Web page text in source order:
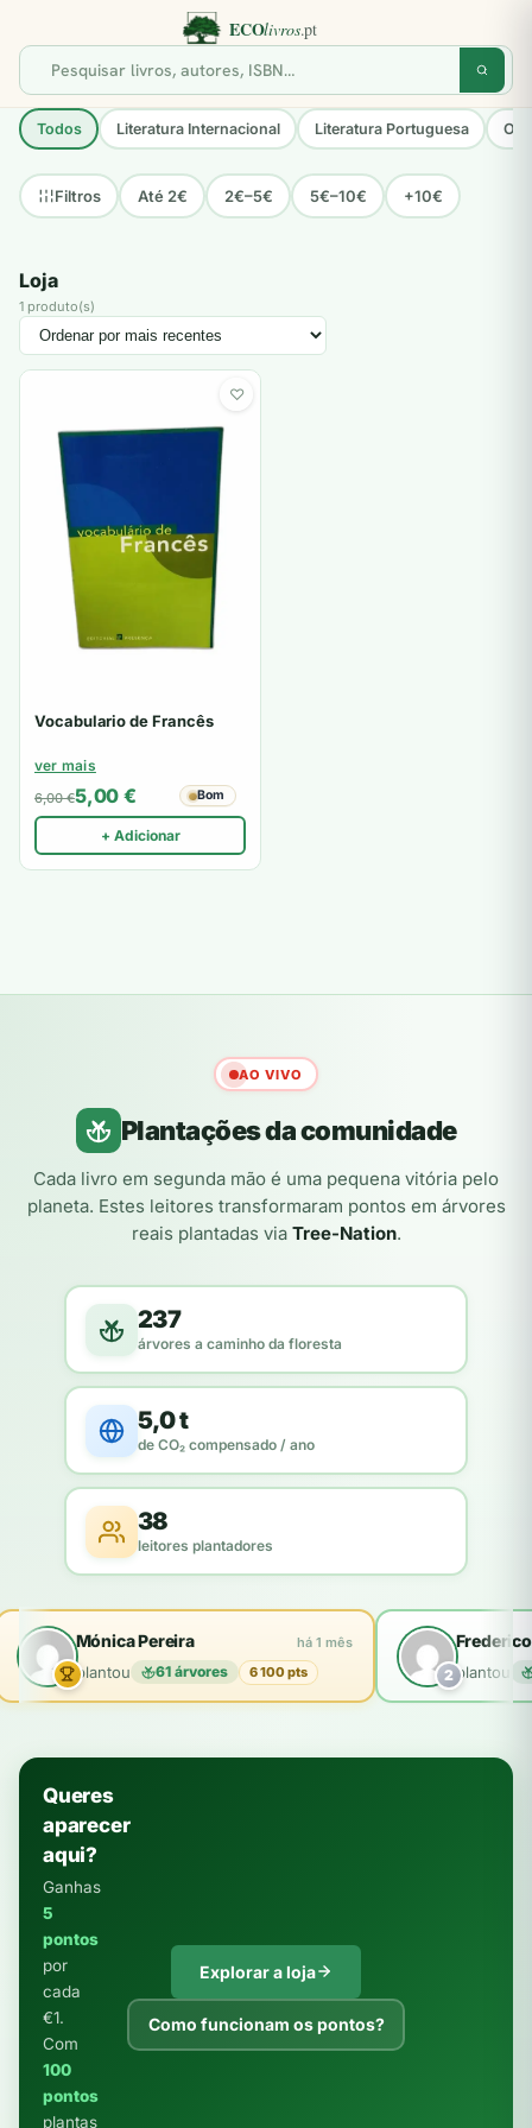
Todos Literatura Internacional Literatura Portuguesa
Filtros Até 2€ 2€–5€ 5€–10€ +10€
Loja
1 produto(s)
♡
Vocabulario de Francês
ver mais
6,00€5,00 € Bom
+ Adicionar
AO VIVO
Plantações da comunidade
Cada livro em segunda mão é uma pequena vitória pelo
planeta. Estes leitores transformaram pontos em árvores
reais plantadas via Tree-Nation.
237
árvores a caminho da floresta
5,0 t
de CO₂ compensado / ano
38
leitores plantadores
Mónica Pereira há 1 mês
plantou 61 árvores 6 100 pts 2plantou
Queres
aparecer
aqui?
Ganhas
5
pontos
por
cada
€1.
Com
100
pontos
plantas
Explorar a loja
Como funcionam os pontos?